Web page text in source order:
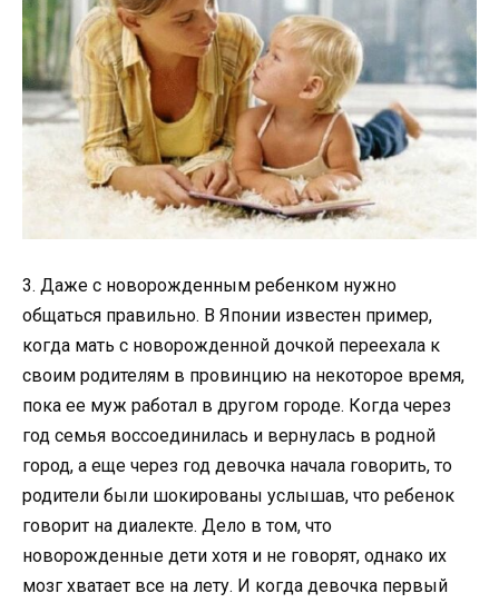
3. Даже с новорожденным ребенком нужно
общаться правильно. В Японии известен пример,
когда мать с новорожденной дочкой переехала к
своим родителям в провинцию на некоторое время,
пока ее муж работал в другом городе. Когда через
год семья воссоединилась и вернулась в родной
город, а еще через год девочка начала говорить, то
родители были шокированы услышав, что ребенок
говорит на диалекте. Дело в том, что
новорожденные дети хотя и не говорят, однако их
мозг хватает все на лету. И когда девочка первый